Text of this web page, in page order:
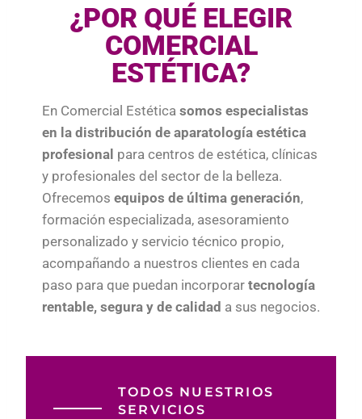
¿POR QUÉ ELEGIR
COMERCIAL
ESTÉTICA?
En Comercial Estética somos especialistas
en la distribución de aparatología estética
profesional para centros de estética, clínicas
y profesionales del sector de la belleza.
Ofrecemos equipos de última generación,
formación especializada, asesoramiento
personalizado y servicio técnico propio,
acompañando a nuestros clientes en cada
paso para que puedan incorporar tecnología
rentable, segura y de calidad a sus negocios.
TODOS NUESTRIOS
SERVICIOS